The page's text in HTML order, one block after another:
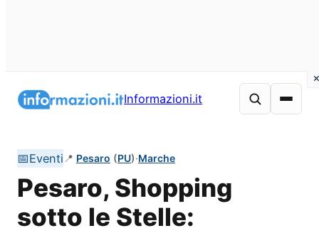
Informazioni.it
📅Eventi 📍 Pesaro (PU)·Marche
Pesaro, Shopping
sotto le Stelle: